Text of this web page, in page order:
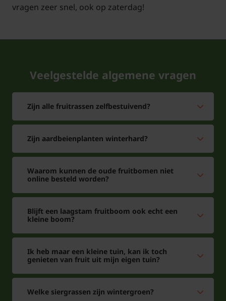
vragen zeer snel, ook op zaterdag!
Veelgestelde algemene vragen
Zijn alle fruitrassen zelfbestuivend?
Zijn aardbeienplanten winterhard?
Waarom kunnen de oude fruitbomen niet
online besteld worden?
Blijft een laagstam fruitboom ook echt een
kleine boom?
Ik heb maar een kleine tuin, kan ik toch
genieten van fruit uit mijn eigen tuin?
Welke siergrassen zijn wintergroen?